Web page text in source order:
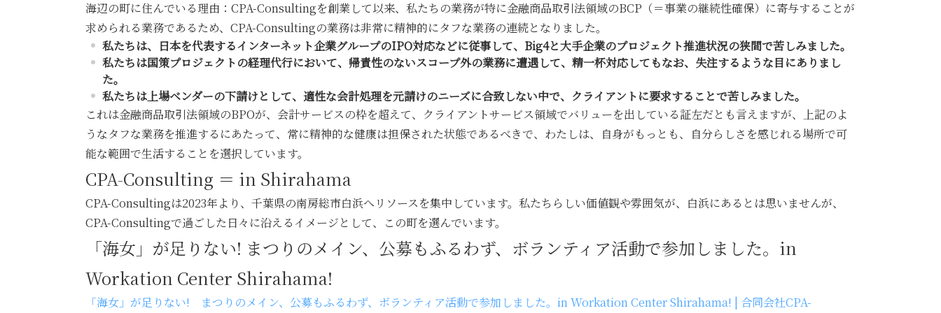
海辺の町に住んでいる理由：CPA-Consultingを創業して以来、私たちの業務が特に金融商品取引法領域のBCP（＝事業の継続性確保）に寄与することが
求められる業務であるため、CPA-Consultingの業務は非常に精神的にタフな業務の連続となりました。
私たちは、日本を代表するインターネット企業グループのIPO対応などに従事して、Big4と大手企業のプロジェクト推進状況の狭間で苦しみました。
私たちは国策プロジェクトの経理代行において、帰責性のないスコープ外の業務に遭遇して、精一杯対応してもなお、失注するような目にありまし
た。
私たちは上場ベンダーの下請けとして、適性な会計処理を元請けのニーズに合致しない中で、クライアントに要求することで苦しみました。
これは金融商品取引法領域のBPOが、会計サービスの枠を超えて、クライアントサービス領域でバリューを出している証左だとも言えますが、上記のよ
うなタフな業務を推進するにあたって、常に精神的な健康は担保された状態であるべきで、わたしは、自身がもっとも、自分らしさを感じれる場所で可
能な範囲で生活することを選択しています。
CPA-Consulting ＝ in Shirahama
CPA-Consultingは2023年より、千葉県の南房総市白浜へリソースを集中しています。私たちらしい価値観や雰囲気が、白浜にあるとは思いませんが、
CPA-Consultingで過ごした日々に沿えるイメージとして、この町を選んでいます。
「海女」が足りない! まつりのメイン、公募もふるわず、ボランティア活動で参加しました。in
Workation Center Shirahama!
「海女」が足りない! まつりのメイン、公募もふるわず、ボランティア活動で参加しました。in Workation Center Shirahama! | 合同会社CPA-